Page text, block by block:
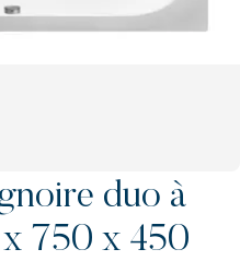
duo à
750 x 450